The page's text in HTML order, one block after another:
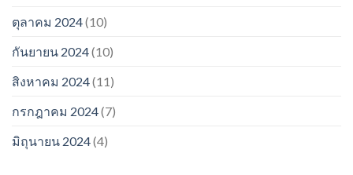
ตุลาคม 2024(10)
กันยายน 2024(10)
สิงหาคม 2024(11)
กรกฎาคม 2024(7)
มิถุนายน 2024(4)